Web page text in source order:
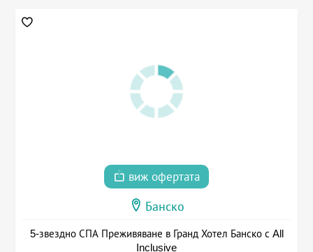
виж офертата
Банско
5-звездно СПА Преживяване в Гранд Хотел Банско с All
Inclusive